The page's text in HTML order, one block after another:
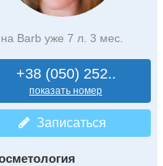
на Barb уже 7 л. 3 мес.
+38 (050) 252..
показать номер
Записаться